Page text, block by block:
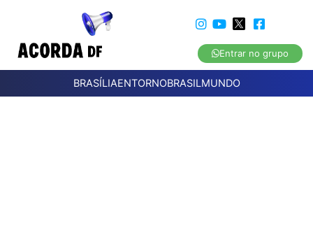
Entrar no grupo
BRASÍLIAENTORNOBRASILMUNDO